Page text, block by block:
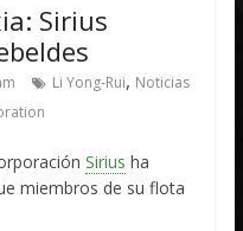
Sirius
Li Yong-Rui, Noticias
Sirius ha
miembros de su flota